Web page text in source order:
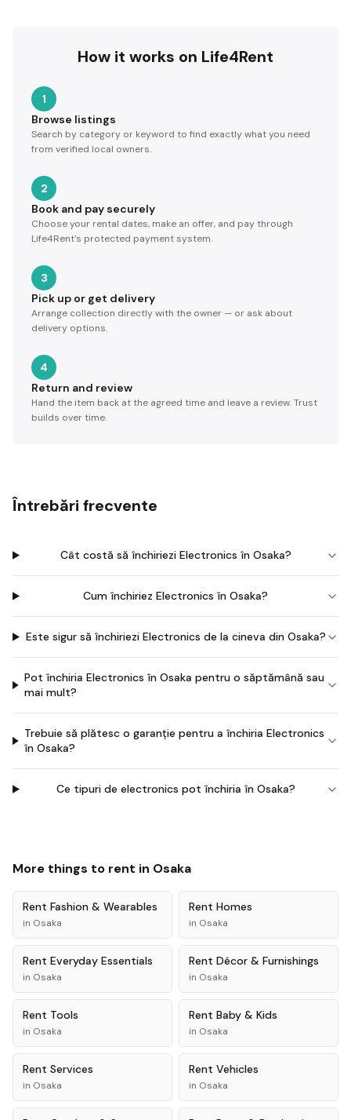
How it works on Life4Rent
1
Browse listings
Search by category or keyword to find exactly what you need
from verified local owners.
2
Book and pay securely
Choose your rental dates, make an offer, and pay through
Life4Rent's protected payment system.
3
Pick up or get delivery
Arrange collection directly with the owner — or ask about
delivery options.
4
Return and review
Hand the item back at the agreed time and leave a review. Trust
builds over time.
Întrebări frecvente
Cât costă să închiriezi Electronics în Osaka?
Cum închiriez Electronics în Osaka?
Este sigur să închiriezi Electronics de la cineva din Osaka?
Pot închiria Electronics în Osaka pentru o săptămână sau
mai mult?
Trebuie să plătesc o garanție pentru a închiria Electronics
în Osaka?
Ce tipuri de electronics pot închiria în Osaka?
More things to rent in Osaka
Rent Fashion & Wearables
in Osaka
Rent Homes
in Osaka
Rent Everyday Essentials
in Osaka
Rent Décor & Furnishings
in Osaka
Rent Tools
in Osaka
Rent Baby & Kids
in Osaka
Rent Services
in Osaka
Rent Vehicles
in Osaka